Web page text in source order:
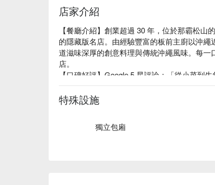
店家介紹
【餐廳介紹】創業超過 30 年，位於那霸松
的隱藏版名店。由經驗豐富的板前主廚以沖
道滋味深厚的創意料理與傳統沖繩風味。每
店。
【口碑好評】Google 5 星評論：「從小菜到
實惠，下次來琉球一定會再來的造訪。」
【招牌菜色】
招牌驚喜刺身拼盤「びっくり盛」：8 種新鮮
沖繩產和牛料理：以天然礦物豐富的粟國島海
特殊設施
獨立包廂